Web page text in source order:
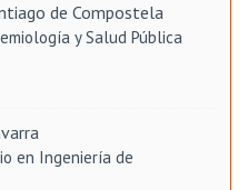
de Compostela
y Salud Pública
en Ingeniería de